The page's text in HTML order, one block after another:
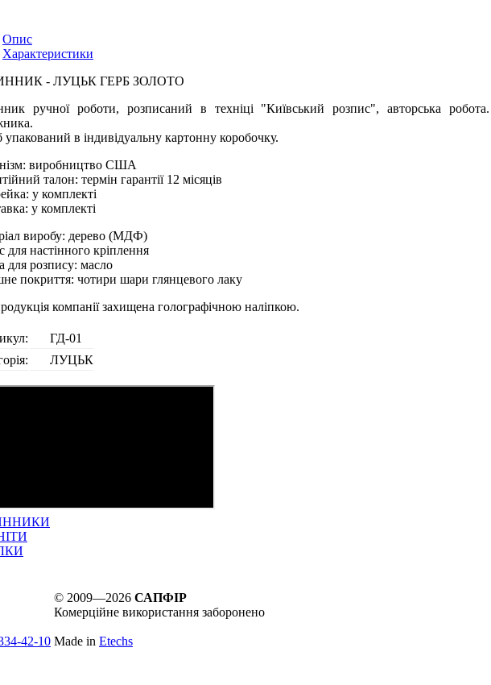
Опис
Характеристики
- ЛУЦЬК ГЕРБ ЗОЛОТО
ручної роботи, розписаний в техніці "Київський розпис", авторська
упакований в індивідуальну картонну коробочку.
виробництво США
талон: термін гарантії 12 місяців
у комплекті
у комплекті
виробу: дерево (МДФ)
для настінного кріплення
для розпису: масло
покриття: чотири шари глянцевого лаку
компанії захищена голографічною наліпкою.
ГД-01
ЛУЦЬК
42-10
© 2009—2026 САПФІР
Комерційне використання заборонено
Made in Etechs